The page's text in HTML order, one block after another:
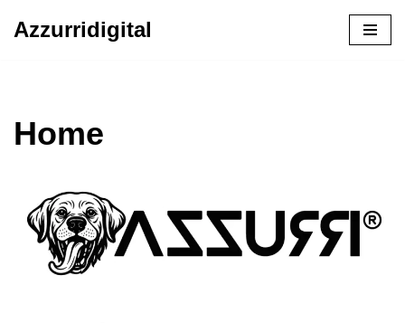
Azzurridigital
Home